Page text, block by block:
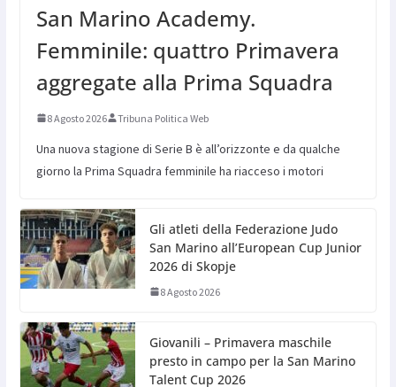
San Marino Academy.
Femminile: quattro Primavera
aggregate alla Prima Squadra
8 Agosto 2026 Tribuna Politica Web
Una nuova stagione di Serie B è all’orizzonte e da qualche
giorno la Prima Squadra femminile ha riacceso i motori
Gli atleti della Federazione Judo
San Marino all’European Cup Junior
2026 di Skopje
8 Agosto 2026
Giovanili – Primavera maschile
presto in campo per la San Marino
Talent Cup 2026